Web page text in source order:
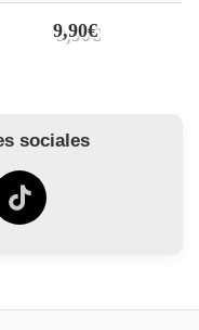
9,90€
sociales